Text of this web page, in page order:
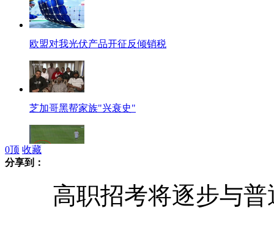
欧盟对我光伏产品开征反倾销税
芝加哥黑帮家族"兴衰史"
0顶 收藏
分享到：
高职招考将逐步与普